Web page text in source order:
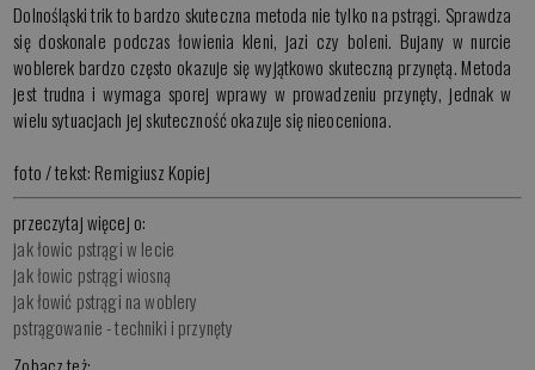
Dolnośląski trik to bardzo skuteczna metoda nie tylko na pstrągi. Sprawdza
się doskonale podczas łowienia kleni, jazi czy boleni. Bujany w nurcie
woblerek bardzo często okazuje się wyjątkowo skuteczną przynętą. Metoda
jest trudna i wymaga sporej wprawy w prowadzeniu przynęty, jednak w
wielu sytuacjach jej skuteczność okazuje się nieoceniona.
foto / tekst: Remigiusz Kopiej
przeczytaj więcej o:
jak łowic pstrągi w lecie
jak łowic pstrągi wiosną
jak łowić pstrągi na woblery
pstrągowanie - techniki i przynęty